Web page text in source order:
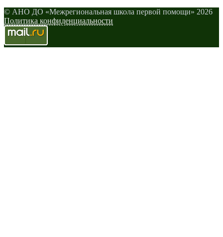
© АНО ДО «Межрегиональная школа первой помощи» 2026
Политика конфиденциальности